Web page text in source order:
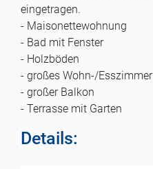
eingetragen.
- Maisonettewohnung
- Bad mit Fenster
- Holzböden
- großes Wohn-/Esszimmer
- großer Balkon
- Terrasse mit Garten
Details: